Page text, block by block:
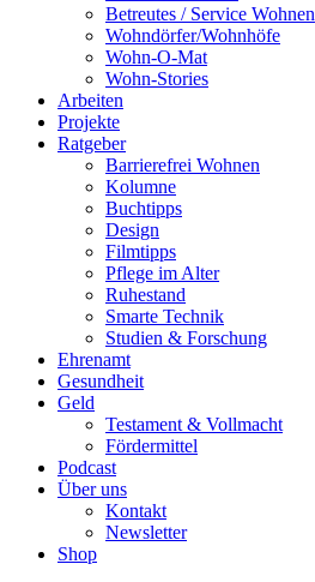
Betreutes / Service Wohnen
Wohndörfer/Wohnhöfe
Wohn-O-Mat
Wohn-Stories
Arbeiten
Projekte
Ratgeber
Barrierefrei Wohnen
Kolumne
Buchtipps
Design
Filmtipps
Pflege im Alter
Ruhestand
Smarte Technik
Studien & Forschung
Ehrenamt
Gesundheit
Geld
Testament & Vollmacht
Fördermittel
Podcast
Über uns
Kontakt
Newsletter
Shop